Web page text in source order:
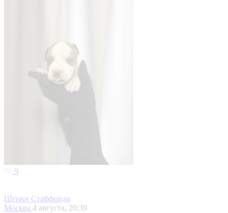
9
Щенки Стаффорда
Москва 4 августа, 20:39